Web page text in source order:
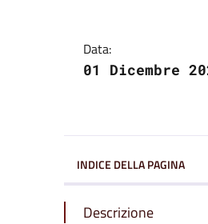
Data:
01 Dicembre
INDICE DELLA PAGINA
Descrizione